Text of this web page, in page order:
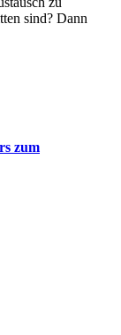
sind? Dann
zum